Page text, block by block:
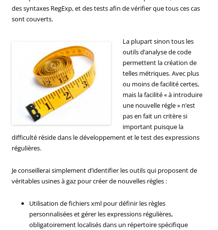
des syntaxes RegExp, et des tests afin de vérifier que tous ces cas
sont couverts.
La plupart sinon tous les
outils d’analyse de code
permettent la création de
telles métriques. Avec plus
ou moins de facilité certes,
mais la facilité « à introduire
une nouvelle régle » n’est
pas en fait un critère si
important puisque la
difficulté réside dans le développement et le test des expressions
régulières.
Je conseillerai simplement d’identifier les outils qui proposent de
véritables usines à gaz pour créer de nouvelles règles :
Utilisation de fichiers xml pour définir les règles
personnalisées et gérer les expressions régulières,
obligatoirement localisés dans un répertoire spécifique